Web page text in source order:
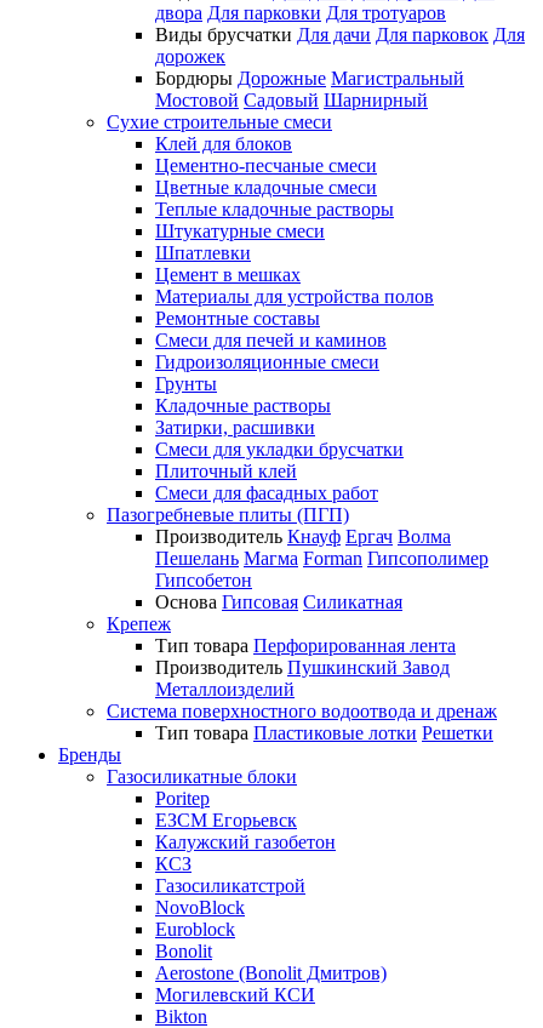
двора Для парковки Для тротуаров
Виды брусчатки Для дачи Для парковок Для
дорожек
Бордюры Дорожные Магистральный
Мостовой Садовый Шарнирный
Сухие строительные смеси
Клей для блоков
Цементно-песчаные смеси
Цветные кладочные смеси
Теплые кладочные растворы
Штукатурные смеси
Шпатлевки
Цемент в мешках
Материалы для устройства полов
Ремонтные составы
Смеси для печей и каминов
Гидроизоляционные смеси
Грунты
Кладочные растворы
Затирки, расшивки
Смеси для укладки брусчатки
Плиточный клей
Смеси для фасадных работ
Пазогребневые плиты (ПГП)
Производитель Кнауф Ергач Волма
Пешелань Магма Forman Гипсополимер
Гипсобетон
Основа Гипсовая Силикатная
Крепеж
Тип товара Перфорированная лента
Производитель Пушкинский Завод
Металлоизделий
Система поверхностного водоотвода и дренаж
Тип товара Пластиковые лотки Решетки
Бренды
Газосиликатные блоки
Poritep
ЕЗСМ Егорьевск
Калужский газобетон
КСЗ
Газосиликатстрой
NovoBlock
Euroblock
Bonolit
Aerostone (Bonolit Дмитров)
Могилевский КСИ
Bikton